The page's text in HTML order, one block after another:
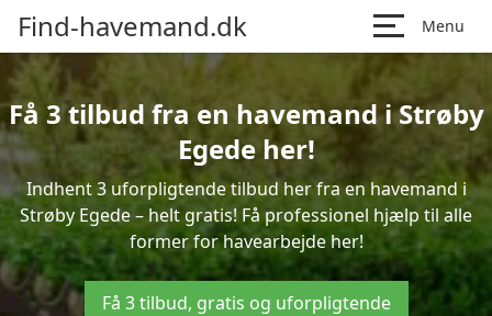
Find-havemand.dk Menu
Få 3 tilbud fra en havemand i Strøby
Egede her!
Indhent 3 uforpligtende tilbud her fra en havemand i
Strøby Egede – helt gratis! Få professionel hjælp til alle
former for havearbejde her!
Få 3 tilbud, gratis og uforpligtende